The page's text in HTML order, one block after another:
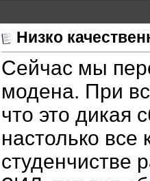
Низко
Сейчас мы
модена. При
что это дикая
настолько
студенчистве